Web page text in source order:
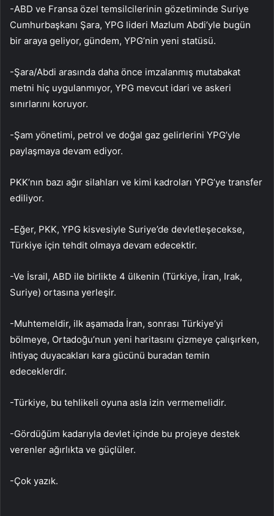
-ABD ve Fransa özel temsilcilerinin gözetiminde Suriye
Cumhurbaşkanı Şara, YPG lideri Mazlum Abdi’yle bugün
bir araya geliyor, gündem, YPG’nin yeni statüsü.
-Şara/Abdi arasında daha önce imzalanmış mutabakat
metni hiç uygulanmıyor, YPG mevcut idari ve askeri
sınırlarını koruyor.
-Şam yönetimi, petrol ve doğal gaz gelirlerini YPG’yle
paylaşmaya devam ediyor.
PKK’nın bazı ağır silahları ve kimi kadroları YPG’ye transfer
ediliyor.
-Eğer, PKK, YPG kisvesiyle Suriye’de devletleşecekse,
Türkiye için tehdit olmaya devam edecektir.
-Ve İsrail, ABD ile birlikte 4 ülkenin (Türkiye, İran, Irak,
Suriye) ortasına yerleşir.
-Muhtemeldir, ilk aşamada İran, sonrası Türkiye’yi
bölmeye, Ortadoğu’nun yeni haritasını çizmeye çalışırken,
ihtiyaç duyacakları kara gücünü buradan temin
edeceklerdir.
-Türkiye, bu tehlikeli oyuna asla izin vermemelidir.
-Gördüğüm kadarıyla devlet içinde bu projeye destek
verenler ağırlıkta ve güçlüler.
-Çok yazık.